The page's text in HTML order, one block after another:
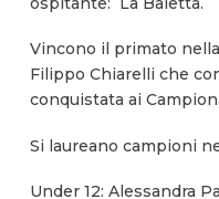
Vincono il primato
Filippo Chiarelli che
conquistata ai
Si laureano campioni
Under 12: Alessandra